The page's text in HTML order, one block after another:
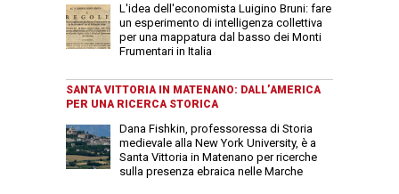
L'idea dell'economista Luigino Bruni: fare
un esperimento di intelligenza collettiva
per una mappatura dal basso dei Monti
Frumentari in Italia
SANTA VITTORIA IN MATENANO: DALL’AMERICA
PER UNA RICERCA STORICA
Dana Fishkin, professoressa di Storia
medievale alla New York University, è a
Santa Vittoria in Matenano per ricerche
sulla presenza ebraica nelle Marche